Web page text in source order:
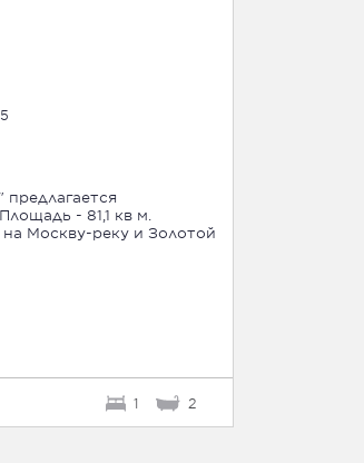
- 81,1 кв м.
1 2